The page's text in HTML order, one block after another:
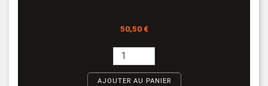
Prix
50,50 €
AJOUTER AU PANIER